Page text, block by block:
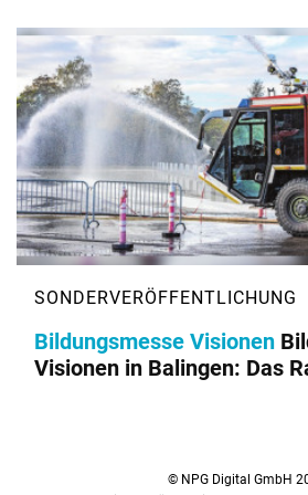
Bildungsmesse Visionen
Visionen in Balingen: Das
© NPG Digital GmbH